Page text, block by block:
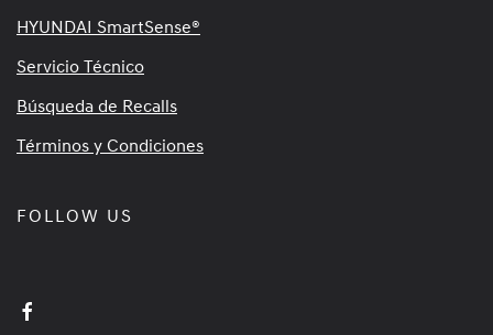
HYUNDAI SmartSense®
Servicio Técnico
Búsqueda de Recalls
Términos y Condiciones
FOLLOW US